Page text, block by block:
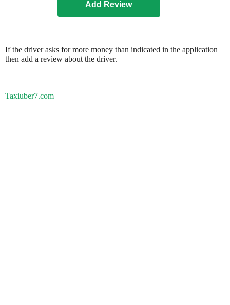
If the driver asks for more money than indicated in the application
then add a review about the driver.
Taxiuber7.com